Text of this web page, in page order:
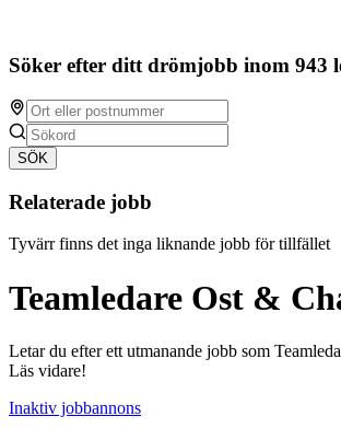
Söker efter ditt drömjobb inom 943
SÖK
Relaterade jobb
Tyvärr finns det inga liknande jobb för tillfället
Teamledare Ost &
Letar du efter ett utmanande jobb som
Läs vidare!
Inaktiv jobbannons